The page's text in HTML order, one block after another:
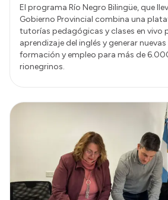
El programa Río Negro Bilingüe, que
Gobierno Provincial combina una
tutorías pedagógicas y clases en vivo
aprendizaje del inglés y generar
formación y empleo para más de
rionegrinos.